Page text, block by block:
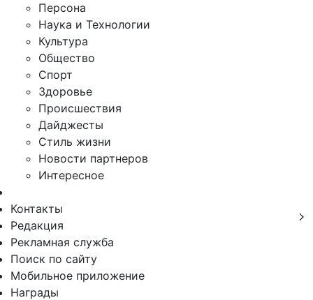
Персона
Наука и Технологии
Культура
Общество
Спорт
Здоровье
Происшествия
Дайджесты
Стиль жизни
Новости партнеров
Интересное
Контакты
Редакция
Рекламная служба
Поиск по сайту
Мобильное приложение
Награды